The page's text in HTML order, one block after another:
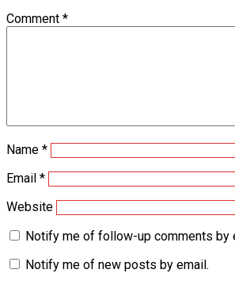
Comment *
Name *
Email *
Website
Notify me of follow-up comments by
Notify me of new posts by email.